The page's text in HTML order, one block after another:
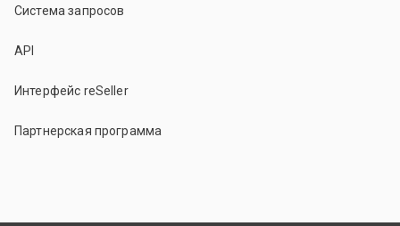
Система запросов
API
Интерфейс reSeller
Партнерская программа